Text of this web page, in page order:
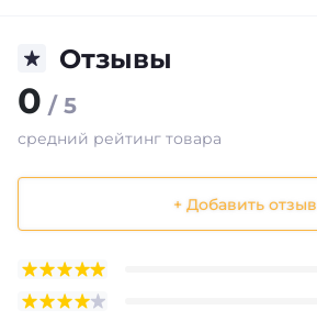
Отзывы
0 / 5
средний рейтинг товара
+ Добавить отзыв